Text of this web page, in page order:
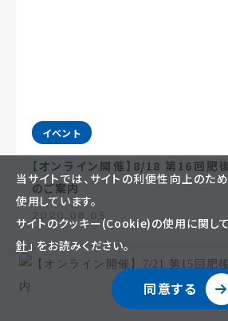
イベント
【オンライン開催】8/18 第16回
のご案内
当サイトでは、サイトの利便性向上のた
使用しています。
サイトのクッキー(Cookie)の使用に関して
針」 をお読みください。
同意する